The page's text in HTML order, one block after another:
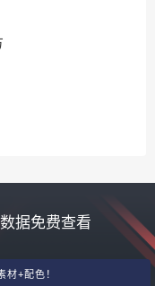
据免费查看
材+配色！